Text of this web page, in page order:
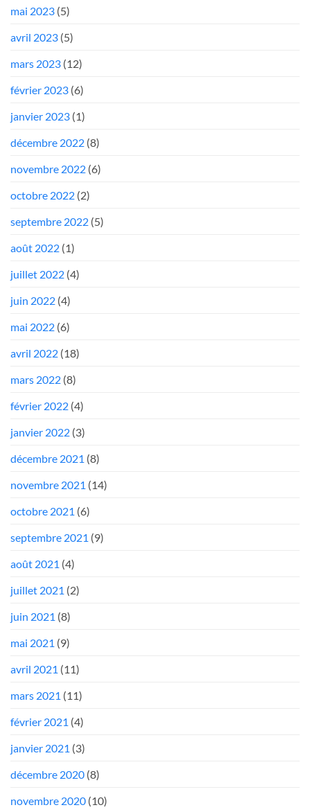
mai 2023 (5)
avril 2023 (5)
mars 2023 (12)
février 2023 (6)
janvier 2023 (1)
décembre 2022 (8)
novembre 2022 (6)
octobre 2022 (2)
septembre 2022 (5)
août 2022 (1)
juillet 2022 (4)
juin 2022 (4)
mai 2022 (6)
avril 2022 (18)
mars 2022 (8)
février 2022 (4)
janvier 2022 (3)
décembre 2021 (8)
novembre 2021 (14)
octobre 2021 (6)
septembre 2021 (9)
août 2021 (4)
juillet 2021 (2)
juin 2021 (8)
mai 2021 (9)
avril 2021 (11)
mars 2021 (11)
février 2021 (4)
janvier 2021 (3)
décembre 2020 (8)
novembre 2020 (10)